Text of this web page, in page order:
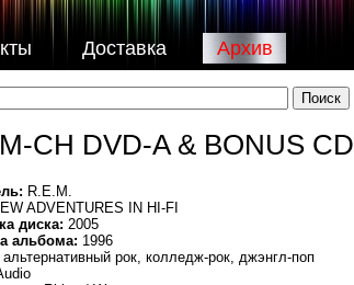
Доставка Архив
CH DVD-A & BONUS CD
R.E.M.
ADVENTURES IN HI-FI
диска: 2005
альбома: 1996
альтернативный рок, колледж-рок, джэнгл-поп